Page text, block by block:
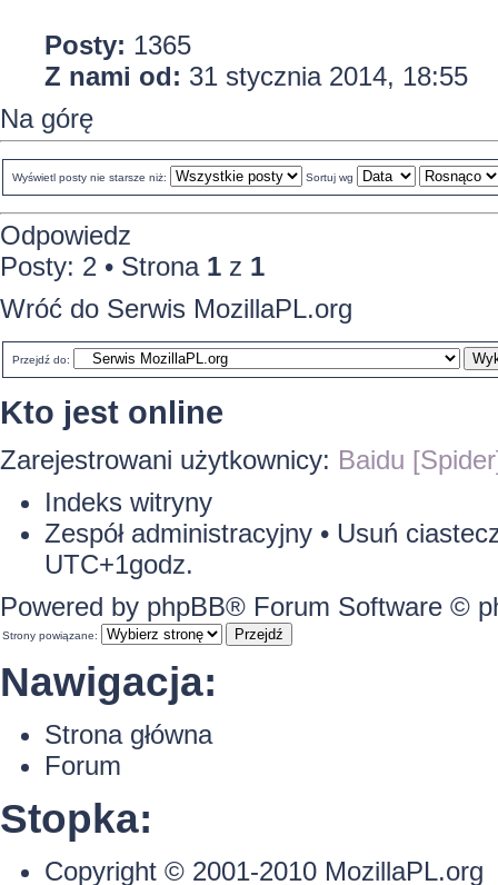
Posty: 1365
Z nami od: 31 stycznia 2014, 18:55
Na górę
Wyświetl posty nie starsze niż: Sortuj wg
Odpowiedz
Posty: 2 • Strona 1 z 1
Wróć do Serwis MozillaPL.org
Przejdź do:
Kto jest online
Zarejestrowani użytkownicy: Baidu
Indeks witryny
Zespół administracyjny • Usuń
UTC+1godz.
Powered by phpBB® Forum Software ©
Strony powiązane:
Nawigacja:
Strona główna
Forum
Stopka:
Copyright © 2001-2010 MozillaPL.org